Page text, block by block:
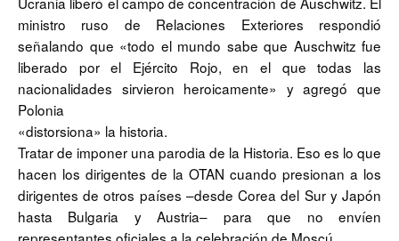
ministro ruso de Relaciones Exteriores respondió
señalando que «todo el mundo sabe que Auschwitz fue
liberado por el Ejército Rojo, en el que todas las
nacionalidades sirvieron heroicamente» y agregó que
Polonia
«distorsiona» la historia.
Tratar de imponer una parodia de la Historia. Eso es lo que
hacen los dirigentes de la OTAN cuando presionan a los
dirigentes de otros países –desde Corea del Sur y Japón
hasta Bulgaria y Austria– para que no envíen